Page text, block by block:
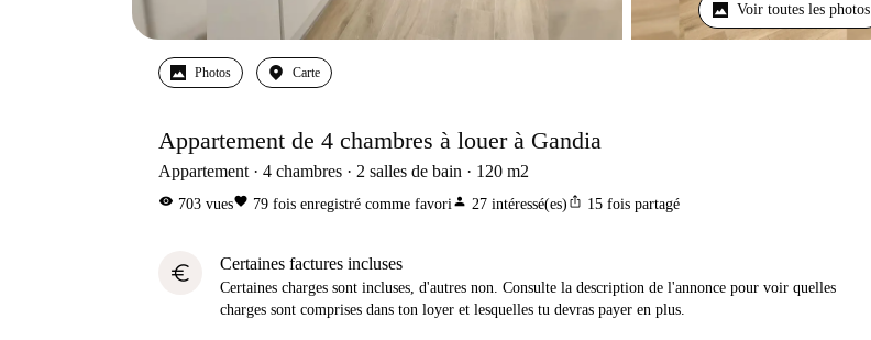
Voir toutes les photos
Photos Carte
Appartement de 4 chambres à louer à Gandia
Appartement 4 chambres 2 salles de bain 120 m2
visibility 703 vuesfavorite 79 fois enregistré comme favoriperson 27 intéressé(es) ios_share 15 fois partagé
euro Certaines factures incluses
Certaines charges sont incluses, d'autres non. Consulte la description de l'annonce pour voir quelles
charges sont comprises dans ton loyer et lesquelles tu devras payer en plus.